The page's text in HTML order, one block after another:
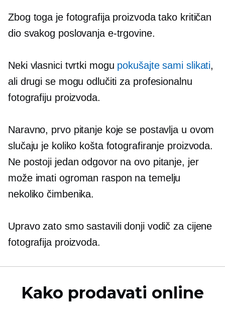
Zbog toga je fotografija proizvoda tako kritičan
dio svakog poslovanja e-trgovine.
Neki vlasnici tvrtki mogu pokušajte sami slikati,
ali drugi se mogu odlučiti za profesionalnu
fotografiju proizvoda.
Naravno, prvo pitanje koje se postavlja u ovom
slučaju je koliko košta fotografiranje proizvoda.
Ne postoji jedan odgovor na ovo pitanje, jer
može imati ogroman raspon na temelju
nekoliko čimbenika.
Upravo zato smo sastavili donji vodič za cijene
fotografija proizvoda.
Kako prodavati online